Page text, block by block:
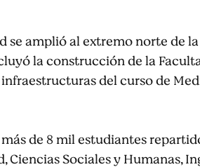
se amplió al extremo norte de
la construcción de la
del curso de
de 8 mil estudiantes
Ciencias Sociales y